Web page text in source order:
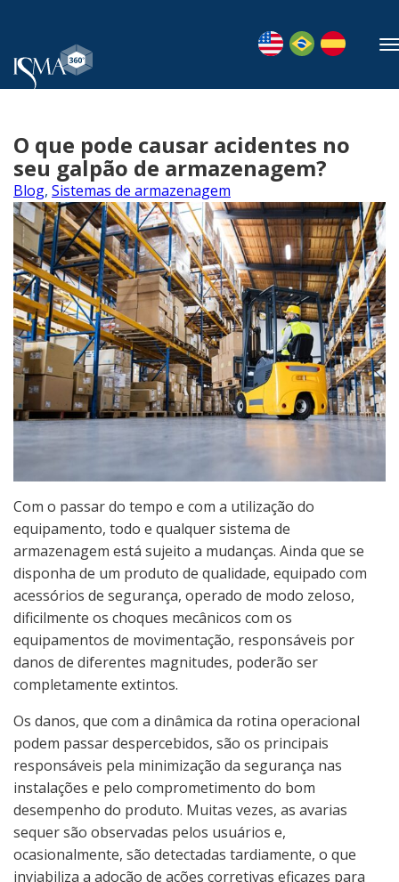
O que pode causar acidentes no
seu galpão de armazenagem?
Blog, Sistemas de armazenagem
Com o passar do tempo e com a utilização do
equipamento, todo e qualquer sistema de
armazenagem está sujeito a mudanças. Ainda que se
disponha de um produto de qualidade, equipado com
acessórios de segurança, operado de modo zeloso,
dificilmente os choques mecânicos com os
equipamentos de movimentação, responsáveis por
danos de diferentes magnitudes, poderão ser
completamente extintos.
Os danos, que com a dinâmica da rotina operacional
podem passar despercebidos, são os principais
responsáveis pela minimização da segurança nas
instalações e pelo comprometimento do bom
desempenho do produto. Muitas vezes, as avarias
sequer são observadas pelos usuários e,
ocasionalmente, são detectadas tardiamente, o que
inviabiliza a adoção de ações corretivas eficazes para